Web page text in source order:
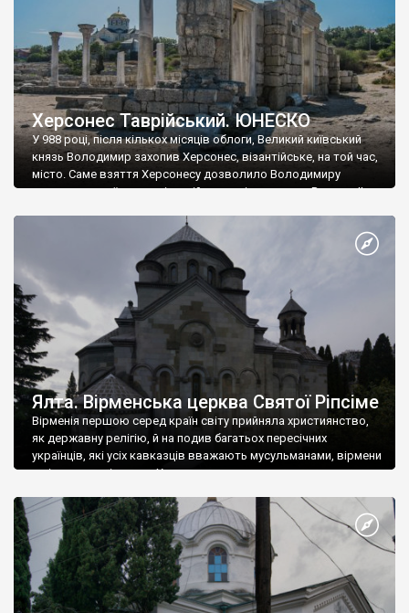
Херсонес Таврійський. ЮНЕСКО
У 988 році, після кількох місяців облоги, Великий київський
князь Володимир захопив Херсонес, візантійське, на той час,
місто. Саме взяття Херсонесу дозволило Володимиру
диктувати свої умови візантійському імператору Василю ІІ, та
Херсонесі Володимир-язичник, став Василем-християнином.
А потім було Хрещення Русі. На честь Херсонесу Таврійського
Ялта. Вірменська церква Святої Ріпсіме
Вірменія першою серед країн світу прийняла християнство,
як державну релігію, й на подив багатьох пересічних
українців, які усіх кавказців вважають мусульманами, вірмени
є відданими вірянами Христа